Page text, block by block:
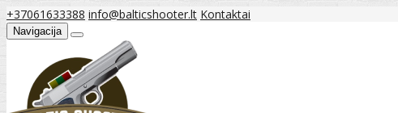
+37061633388 info@balticshooter.lt Kontaktai
Navigacija